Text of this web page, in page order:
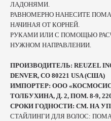
ЛАДОНЯМИ.
РАВНОМЕРНО НАНЕСИТЕ
НАЧИНАЯ ОТ КОРНЕЙ.
РУКАМИ ИЛИ С ПОМОЩЬЮ
НУЖНОМ НАПРАВЛЕНИИ.
ПРОИЗВОДИТЕЛЬ: REUZEL
DENVER, CO 80221 USA (США)
ИМПОРТЕР: ООО
ТОЛБУХИНА, Д. 2, ПОМ. 8-9,
СРОКИ ГОДНОСТИ: СМ. НА
СТАЙЛИНГИ ДЛЯ ВОЛОС: